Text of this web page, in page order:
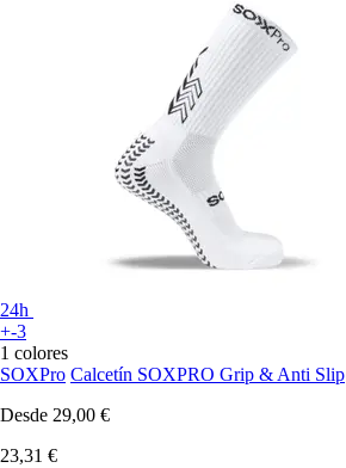
24h
+-3
1 colores
SOXPro Calcetín SOXPRO Grip & Anti Slip
Desde 29,00 €
23,31 €